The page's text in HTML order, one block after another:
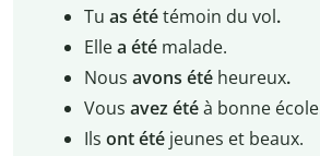
Tu as ététémoin du vol.
Ellea étémalade.
Nous avons étéheureux.
Vous avez étéà bonne école
Ils ont étéjeunes et beaux.